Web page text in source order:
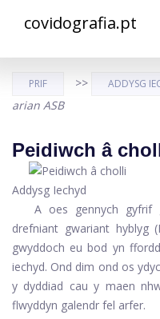
covidografia.pt
PRIF >> ADDYSG
arian ASB
Peidiwch â
Addysg Iechyd
A oes gennych gyfrif
drefniant gwariant hyblyg
gwyddoch eu bod yn
iechyd. Ond dim ond os
y dyddiad cau y maen
flwyddyn galendr fel arfer.